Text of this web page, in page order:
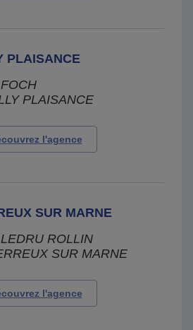
PLAISANCE
PLAISANCE
l'agence
SUR MARNE
ROLLIN
SUR MARNE
l'agence